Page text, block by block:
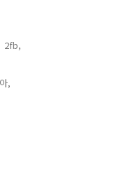
2fb,
아,